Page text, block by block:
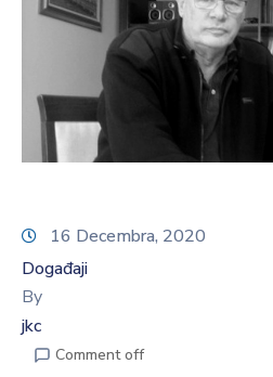
16 Decembra, 2020
Događaji
By
jkc
Comment off